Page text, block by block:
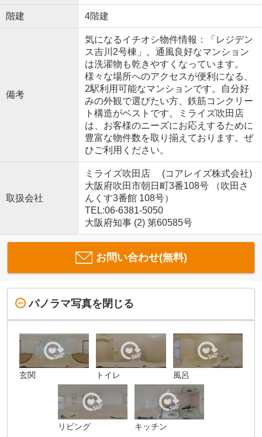
階建 4階建
備考
気になるイチオシ物件情報：「レジデン
ス吉川2号棟」。通風良好なマンション
は洗濯物も乾きやすくなっています。
様々な場所へのアクセスが便利になる、
2駅利用可能なマンションです。自分好
みの外観で選びたい方、鉄筋コンクリー
ト構造がベストです。ミライズ吹田店
は、お客様のニーズにお応えするために
豊富な物件数を取り揃えております。ぜ
ひご利用ください。
取扱会社
ミライズ吹田店 (コアレイズ株式会社)
大阪府吹田市朝日町3番108号 （吹田さ
んくす3番館 108号）
TEL:06-6381-5050
大阪府知事 (2) 第60585号
お問い合わせ(無料)
パノラマ写真を閉じる
玄関 トイレ 風呂
リビング キッチン